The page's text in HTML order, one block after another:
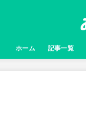
ホーム 記事一覧